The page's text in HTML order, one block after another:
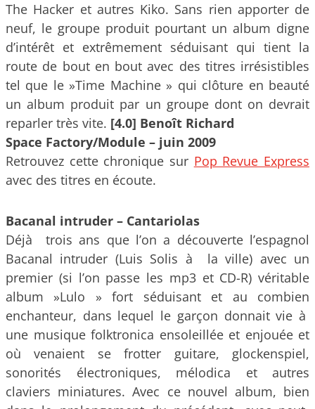
The Hacker et autres Kiko. Sans rien apporter de
neuf, le groupe produit pourtant un album digne
d’intérêt et extrêmement séduisant qui tient la
route de bout en bout avec des titres irrésistibles
tel que le »Time Machine » qui clôture en beauté
un album produit par un groupe dont on devrait
reparler très vite. [4.0] Benoît Richard
Space Factory/Module – juin 2009
Retrouvez cette chronique sur Pop Revue Express
avec des titres en écoute.
Bacanal intruder – Cantariolas
Déjà trois ans que l’on a découverte l’espagnol
Bacanal intruder (Luis Solis à la ville) avec un
premier (si l’on passe les mp3 et CD-R) véritable
album »Lulo » fort séduisant et au combien
enchanteur, dans lequel le garçon donnait vie à
une musique folktronica ensoleillée et enjouée et
où venaient se frotter guitare, glockenspiel,
sonorités électroniques, mélodica et autres
claviers miniatures. Avec ce nouvel album, bien